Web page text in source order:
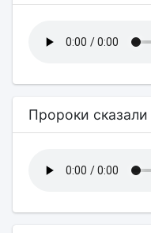
Пророки сказали